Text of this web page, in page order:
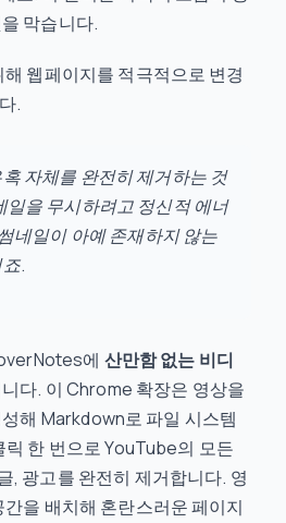
막습니다.
웹페이지를 적극적으로 변경
.
자체를 완전히 제거하는 것
일을 무시하려고 정신적 에너
네일이 아예 존재하지 않는
.
에 산만함 없는 비디
다. 이 Chrome 확장은 영상을
해 Markdown로 파일 시스템
한 번으로 YouTube의 모든
, 광고를 완전히 제거합니다. 영
을 배치해 혼란스러운 페이지